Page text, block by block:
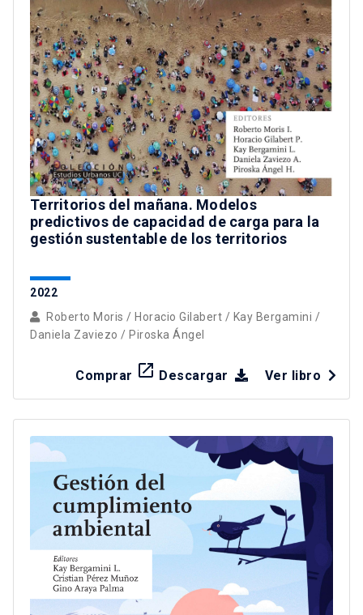
Territorios del mañana. Modelos
predictivos de capacidad de carga para la
gestión sustentable de los territorios
2022
Roberto Moris / Horacio Gilabert / Kay Bergamini /
Daniela Zaviezo / Piroska Ángel
Comprar launch Descargar Ver libro